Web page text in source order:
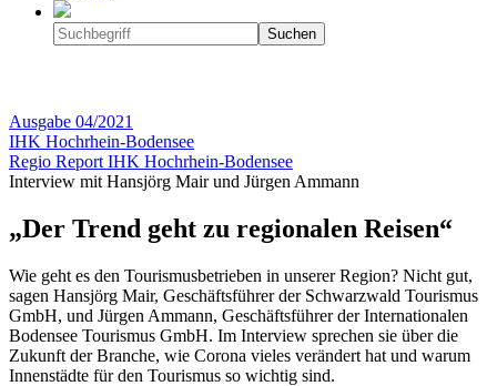
Ausgabe 04/2021
IHK Hochrhein-Bodensee
Regio Report IHK Hochrhein-Bodensee
Interview mit Hansjörg Mair und Jürgen Ammann
„Der Trend geht zu regionalen Reisen“
Wie geht es den Tourismusbetrieben in unserer Region? Nicht gut,
sagen Hansjörg Mair, Geschäftsführer der Schwarzwald Tourismus
GmbH, und Jürgen Ammann, Geschäftsführer der Internationalen
Bodensee Tourismus GmbH. Im Interview sprechen sie über die
Zukunft der Branche, wie Corona vieles verändert hat und warum
Innenstädte für den Tourismus so wichtig sind.